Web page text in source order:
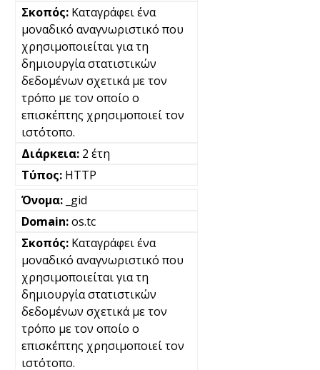
Καταγράφει ένα
μοναδικό αναγνωριστικό που
χρησιμοποιείται για τη
δημιουργία στατιστικών
δεδομένων σχετικά με τον
τρόπο με τον οποίο ο
επισκέπτης χρησιμοποιεί τον
ιστότοπο.
2 έτη
HTTP
_gid
os.tc
Καταγράφει ένα
μοναδικό αναγνωριστικό που
χρησιμοποιείται για τη
δημιουργία στατιστικών
δεδομένων σχετικά με τον
τρόπο με τον οποίο ο
επισκέπτης χρησιμοποιεί τον
ιστότοπο.